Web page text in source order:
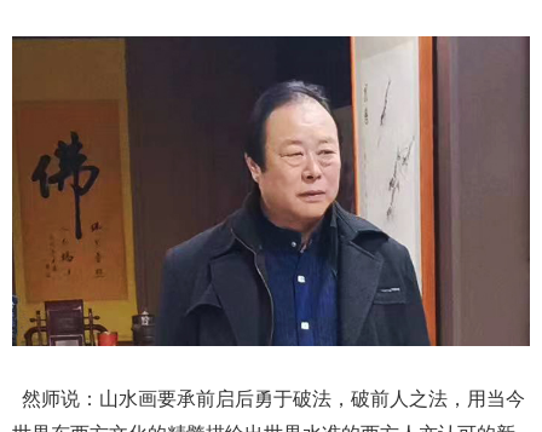
然师说：山水画要承前启后勇于破法，破前人之法，用当今